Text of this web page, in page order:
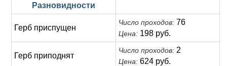
Разновидности
Герб приспущен
Число проходов: 76
Цена: 198 руб.
Герб приподнят
Число проходов: 2
Цена: 624 руб.